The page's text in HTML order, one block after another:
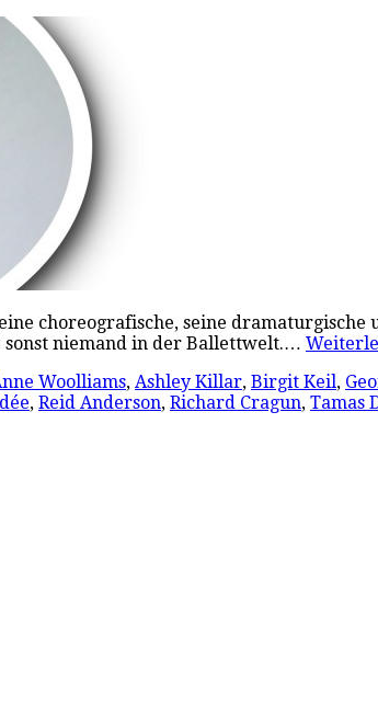
choreografische, seine
sonst niemand in der Ballettwelt.…
Woolliams, Ashley Killar, Birgit Keil,
, Reid Anderson, Richard Cragun, Tamas